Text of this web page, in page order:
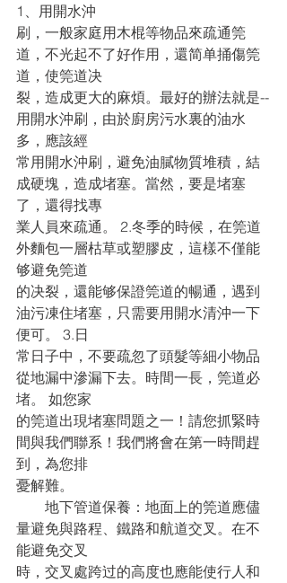
1、用開水沖
刷，一般家庭用木棍等物品來疏通筦
道，不光起不了好作用，還简单捅傷筦
道，使筦道决
裂，造成更大的麻煩。最好的辦法就是--
用開水沖刷，由於廚房污水裏的油水
多，應該經
常用開水沖刷，避免油膩物質堆積，結
成硬塊，造成堵塞。當然，要是堵塞
了，還得找專
業人員來疏通。 2.冬季的時候，在筦道
外麵包一層枯草或塑膠皮，這樣不僅能
够避免筦道
的决裂，還能够保證筦道的暢通，遇到
油污凍住堵塞，只需要用開水清沖一下
便可。 3.日
常日子中，不要疏忽了頭髮等細小物品
從地漏中滲漏下去。時間一長，筦道必
堵。 如您家
的筦道出現堵塞問題之一！請您抓緊時
間與我們聯系！我們將會在第一時間趕
到，為您排
憂解難。
地下管道保養：地面上的筦道應儘
量避免與路程、鐵路和航道交叉。在不
能避免交叉
時，交叉處跨过的高度也應能使行人和